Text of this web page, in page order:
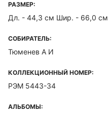
РАЗМЕР:
Дл. - 44,3 см Шир. - 66,0 см
СОБИРАТЕЛЬ:
Тюменев А И
КОЛЛЕКЦИОННЫЙ НОМЕР:
РЭМ 5443-34
АЛЬБОМЫ: